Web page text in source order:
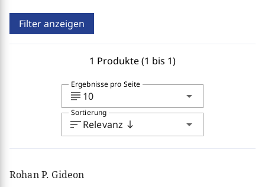
Filter anzeigen
1 Produkte (1 bis 1)
subject 10 arrow_drop_down
Ergebnisse pro Seite
sortRelevanz south arrow_drop_down
Sortierung
Rohan P. Gideon